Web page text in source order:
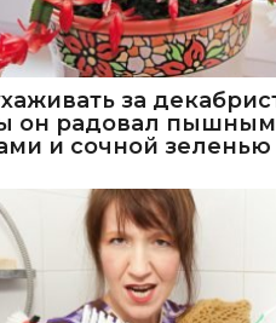
за
он радовал
и сочной зеленью